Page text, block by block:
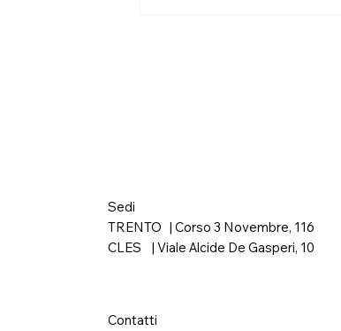
Sedi
TRENTO | Corso 3 Novembre, 116
CLES | Viale Alcide De Gasperi, 10
Contatti